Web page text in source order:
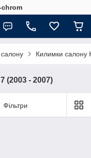
chrom
Килимки салону
(2003 - 2007)
Фільтри